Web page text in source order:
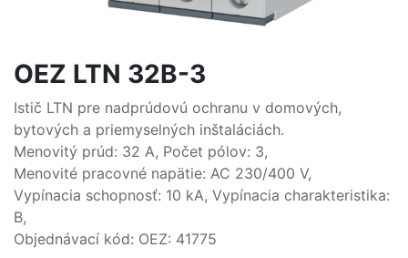
OEZ LTN 32B-3
Istič LTN pre nadprúdovú ochranu v domových,
bytových a priemyselných inštaláciách.
Menovitý prúd: 32 A, Počet pólov: 3,
Menovité pracovné napätie: AC 230/400 V,
Vypínacia schopnosť: 10 kA, Vypínacia charakteristika:
B,
Objednávací kód: OEZ: 41775